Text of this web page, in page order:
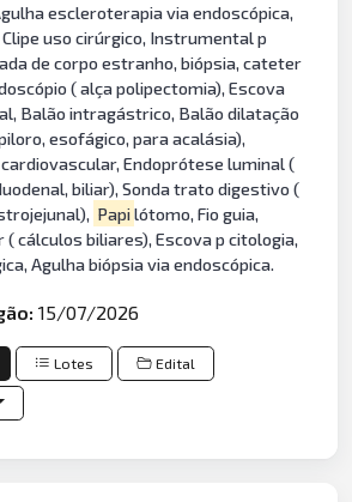
escleroterapia via endoscópica,
uso cirúrgico, Instrumental p
de corpo estranho, biópsia, cateter
( alça polipectomia), Escova
Balão intragástrico, Balão dilatação
esofágico, para acalásia),
Endoprótese luminal (
biliar), Sonda trato digestivo (
Papilótomo, Fio guia,
cálculos biliares), Escova p citologia,
Agulha biópsia via endoscópica.
15/07/2026
Lotes Edital